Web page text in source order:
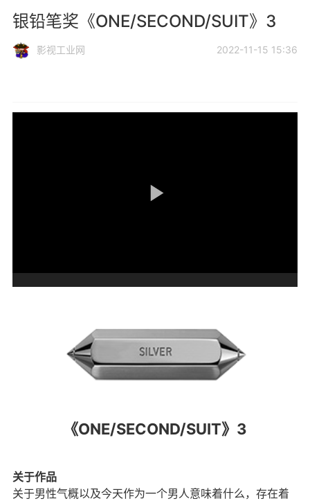
银铅笔奖《ONE/SECOND/SUIT》3
影视工业网 2022-11-15 15:36
《ONE/SECOND/SUIT》3
关于作品
关于男性气概以及今天作为一个男人意味着什么，存在着